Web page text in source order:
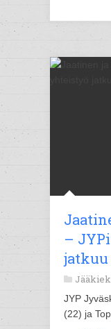
–
jatkuu
JYP
(22) ja